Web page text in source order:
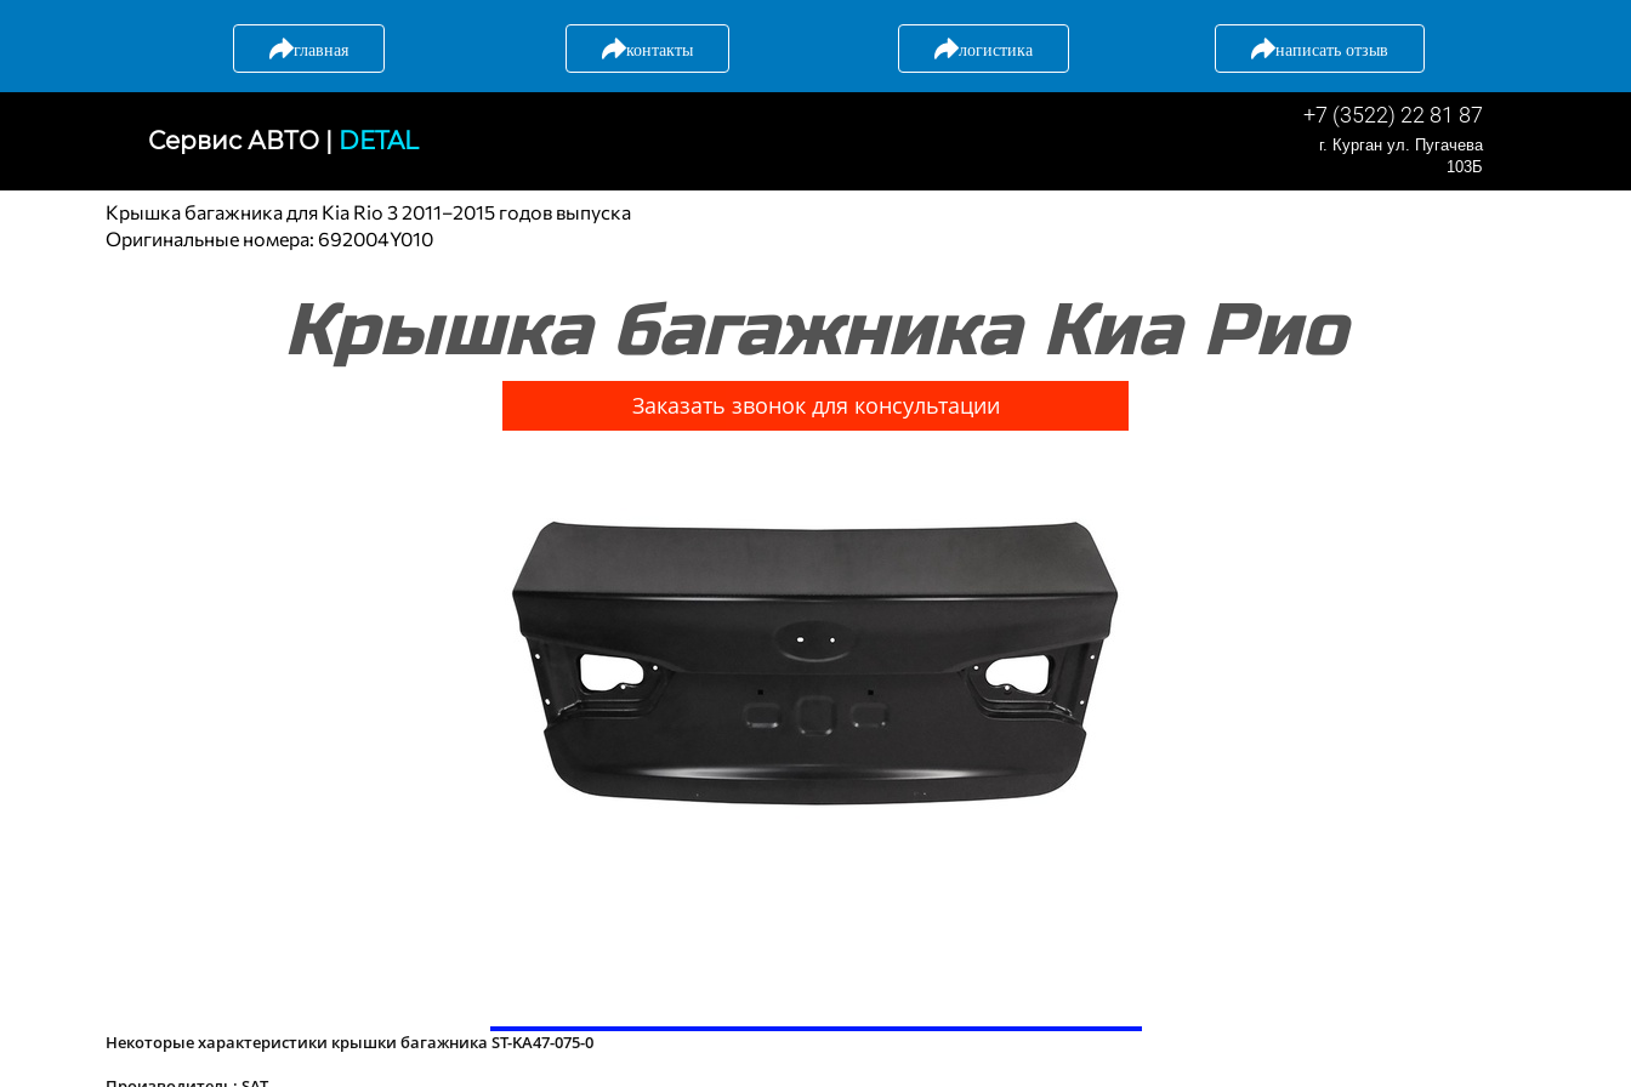
главная контакты логистика написать отзыв
Сервис АВТО | DETAL
+7 (3522) 22 81 87
г. Курган ул. Пугачева
103Б
Бренд: SAT
Страна: Тайвань
Крышка багажника для Kia Rio 3 2011–2015 годов выпуска
Оригинальные номера: 692004Y010
Крышка багажника Киа Рио
Заказать звонок для консультации
Некоторые характеристики крышки багажника ST-KA47-075-0